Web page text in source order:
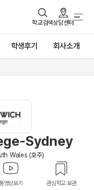
학교검색상담센터
학생후기 회사소개
Sydney
Wales (호주)
동영상보기 관심학교 보관